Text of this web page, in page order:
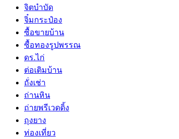
จิตบำบัด
จิ๋มกระป๋อง
ซื้อขายบ้าน
ซื้อทองรูปพรรณ
ดร.ไก่
ต่อเติมบ้าน
ถั่งเช่า
ถ่านหิน
ถ่ายพรีเวดดิ้ง
ถุงยาง
ท่องเที่ยว